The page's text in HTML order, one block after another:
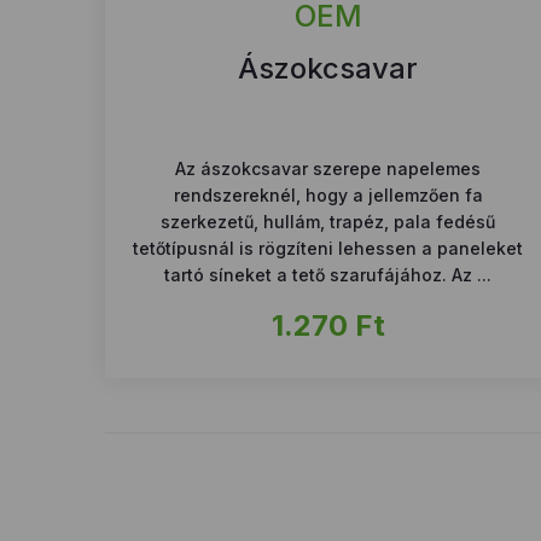
OEM
Ászokcsavar
Az ászokcsavar szerepe napelemes
rendszereknél, hogy a jellemzően fa
szerkezetű, hullám, trapéz, pala fedésű
tetőtípusnál is rögzíteni lehessen a paneleket
tartó síneket a tető szarufájához. Az ...
1.270 Ft